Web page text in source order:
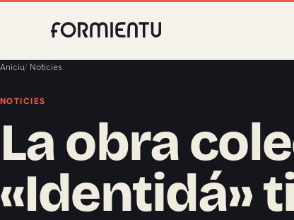
Aniciu/ Noticies
NOTICIES
La obra
«Identidá»